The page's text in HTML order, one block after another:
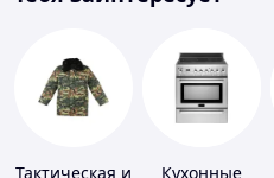
Тактическая и
Кухонные